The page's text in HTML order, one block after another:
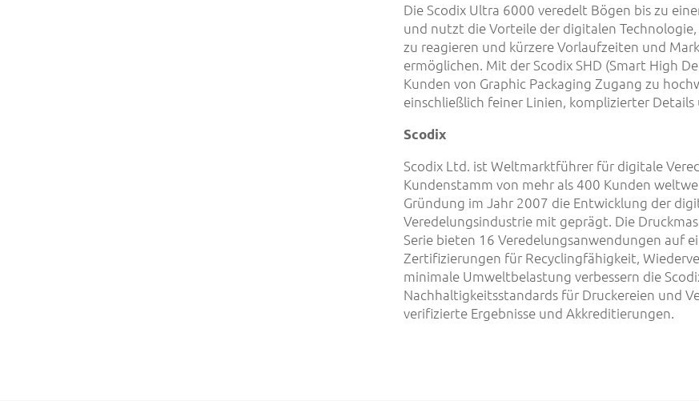
Die Scodix Ultra 6000 veredelt Bögen bis zu
und nutzt die Vorteile der digitalen
zu reagieren und kürzere Vorlaufzeiten und
ermöglichen. Mit der Scodix SHD (Smart High
Kunden von Graphic Packaging Zugang zu
einschließlich feiner Linien, komplizierter
Scodix
Scodix Ltd. ist Weltmarktführer für digitale
Kundenstamm von mehr als 400 Kunden
Gründung im Jahr 2007 die Entwicklung der
Veredelungsindustrie mit geprägt. Die
Serie bieten 16 Veredelungsanwendungen auf
Zertifizierungen für Recyclingfähigkeit,
minimale Umweltbelastung verbessern die
Nachhaltigkeitsstandards für Druckereien und
verifizierte Ergebnisse und Akkreditierungen.